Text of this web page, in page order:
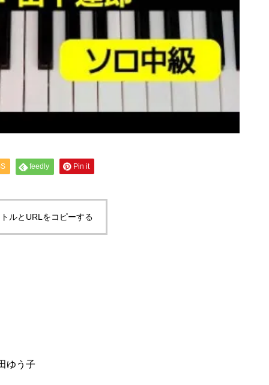
feedly Pin it
ルとURLをコピーする
ゆう子